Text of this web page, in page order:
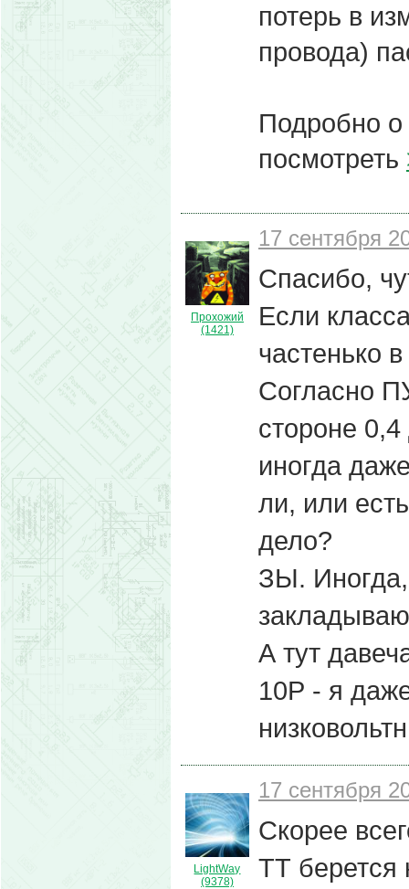
потерь в
провода)
Подробно
посмотреть
Прохожий
(1421)
17 сентября
Спасибо,
Если
частенько
Согласно
стороне 0,4
иногда
ли, или
дело?
ЗЫ.
А тут
10Р - я
LightWay
(9378)
17 сентября
Скорее
ТТ берется